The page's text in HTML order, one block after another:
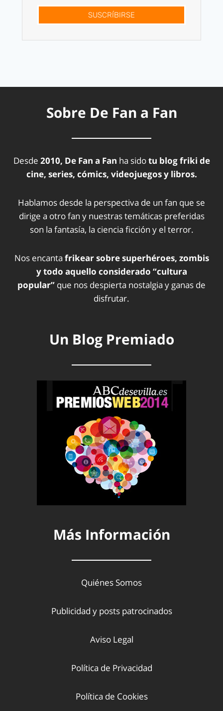
SUSCRÍBIRSE
Sobre De Fan a Fan
Desde 2010, De Fan a Fan ha sidotu blog friki de
cine, series, cómics, videojuegos y libros.
Hablamos desde la perspectiva de un fan que se
dirige a otro fan y nuestras temáticas preferidas
son la fantasía, la ciencia ficción y el terror.
Nos encanta frikear sobre superhéroes, zombis
y todo aquello considerado “cultura
popular” que nos despierta nostalgia y ganas de
disfrutar.
Un Blog Premiado
Más Información
Quiénes Somos
Publicidad y posts patrocinados
Aviso Legal
Política de Privacidad
Política de Cookies